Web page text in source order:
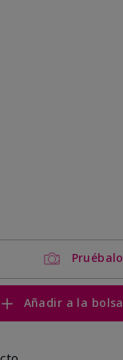
3,1 de 5
Pruébalo
Añadir a la bolsa